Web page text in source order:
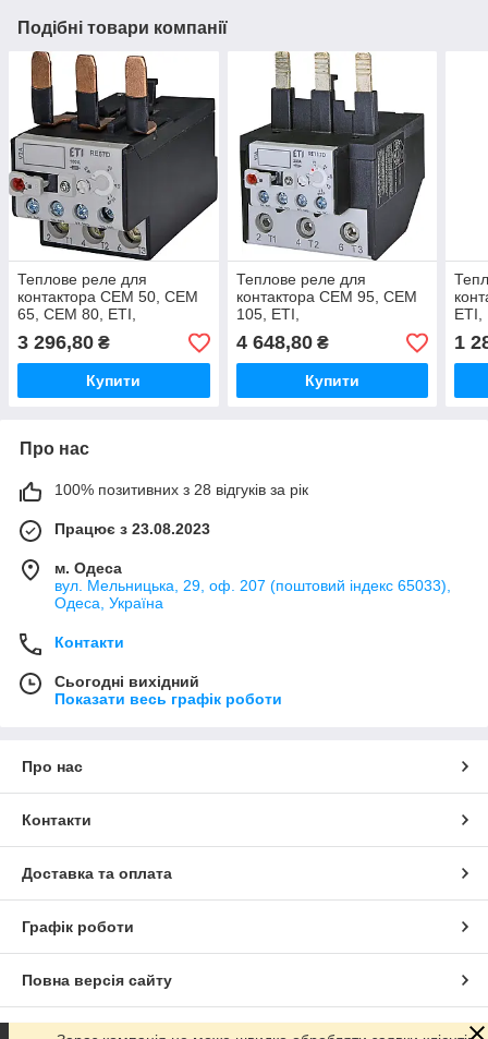
Подібні товари компанії
Теплове реле для
контактора CEM 50, CEM
65, CEM 80, ETI,
3 296,80 ₴
Купити
Теплове реле для
контактора CEM 95, CEM
105, ETI,
4 648,80₴
Купити
ETI,
1
Про нас
100% позитивних з 28 відгуків за рік
Працює з 23.08.2023
м. Одеса
вул. Мельницька, 29, оф. 207 (поштовий індекс 65033),
Одеса, Україна
Контакти
Сьогодні вихідний
Показати весь графік роботи
Про нас
Контакти
Доставка та оплата
Графік роботи
Повна версія сайту
Сайт створено на маркетплейсіProm.ua